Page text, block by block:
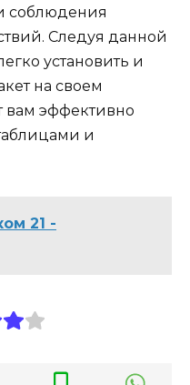
соблюдения
Следуя данной
установить и
на своем
вам эффективно
и
21 -